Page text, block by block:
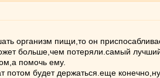
организм пищи,то он
больше,чем потеряли.самый лучший
помочь ему.
потом будет держаться.еще